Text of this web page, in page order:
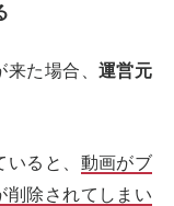
た場合、 運営元
ると、 動画がブ
削除されてしまい